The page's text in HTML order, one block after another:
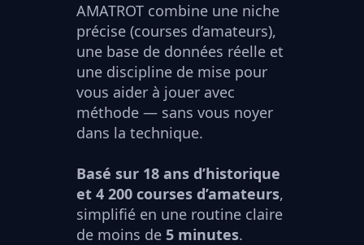
AMATROT combine une niche
précise (courses d’amateurs),
une base de données réelle et
une discipline de mise pour
vous aider à jouer avec
méthode — sans vous noyer
dans la technique.
Basé sur 18 ans d’historique
et 4 200 courses d’amateurs,
simplifié en une routine claire
de moins de 5 minutes.